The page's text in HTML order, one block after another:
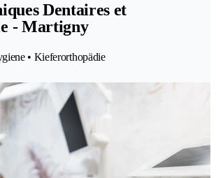
Dentaires et
- Martigny
• Kieferorthopädie